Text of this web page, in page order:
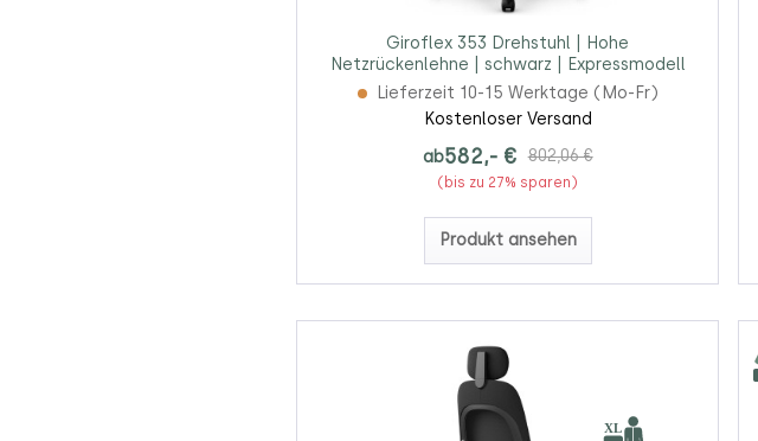
Giroflex 353 Drehstuhl | Hohe
Netzrückenlehne | schwarz | Expressmodell
Lieferzeit 10-15 Werktage (Mo-Fr)
Kostenloser Versand
ab582,- € 802,06 €
(bis zu 27% sparen)
Produkt ansehen